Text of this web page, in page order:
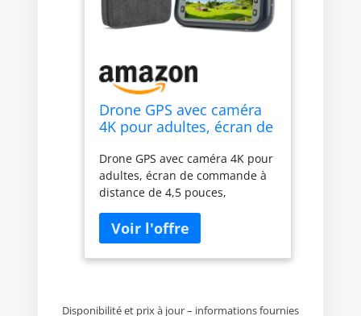
Drone GPS avec caméra
4K pour adultes, écran de
4,5 pouces, évitement
automatique d'obstacles,
autonomie de vol de 22
minutes
Drone GPS avec caméra 4K pour
adultes, écran de commande à
distance de 4,5 pouces,
d'obstacles, autonomie de vol
de 22 minutes
Disponibilité et prix à jour – informations fournies